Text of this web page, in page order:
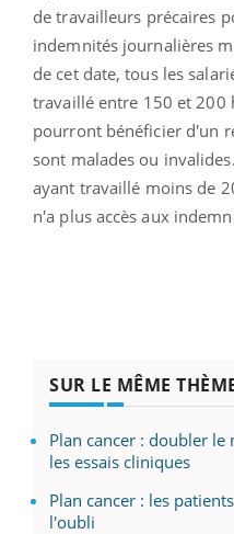
de travailleurs précaires
indemnités journalières
de cet date, tous les
travaillé entre 150 et 200
pourront bénéficier d'un
sont malades ou
ayant travaillé moins de
n'a plus accès aux
SUR LE MÊME
Plan cancer : doubler
les essais cliniques
Plan cancer : les
l'oubli